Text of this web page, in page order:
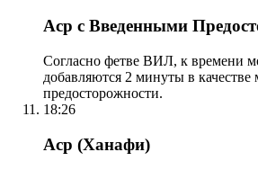
Аср с Введенными
Согласно фетве ВИЛ, к времени
добавляются 2 минуты в качестве
предосторожности.
18:26
Аср (Ханафи)